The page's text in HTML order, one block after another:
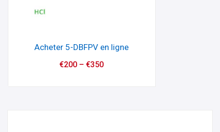
Acheter 5-DBFPV en ligne
€200 –€350